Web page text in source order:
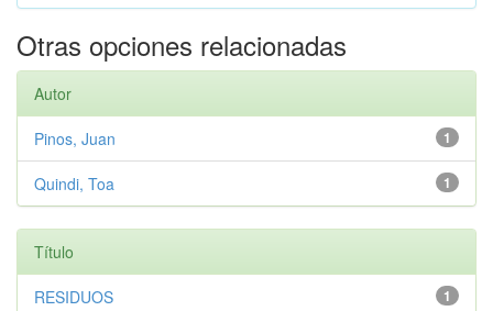
Otras opciones relacionadas
Autor
1
Pinos, Juan
1
Quindi, Toa
Título
1
RESIDUOS